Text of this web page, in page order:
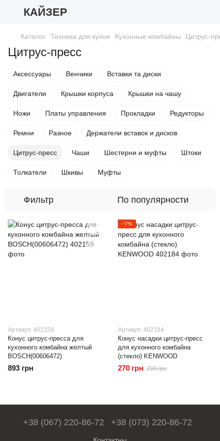
КАЙЗЕР
Каталог Техника для кухни Кухонные комбайны Цитрус-
Цитрус-пресс
Аксессуары Венчики Вставки та диски
Двигатели Крышки корпуса Крышки на чашу
Ножи Платы управления Прокладки Редукторы
Ремни Разное Держатели вставок и дисков
Цитрус-пресс Чаши Шестерни и муфты Штоки
Толкатели Шкивы Муфты
Фильтр По популярности
Артикул: 402159
Конус цитрус-пресса для
кухонного комбайна желтый
BOSCH(00606472)
893 грн
−7%
Артикул: 402184
Конус насадки цитрус-пресс
для кухонного комбайна
(стекло) KENWOOD
270 грн 290 грн
+38 (067) 220-86-72 +38 (073) 220-86-72